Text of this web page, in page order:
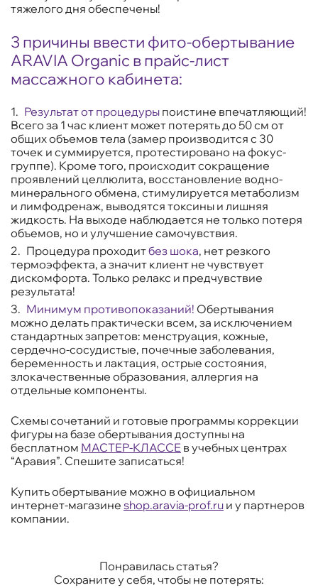
тяжелого дня обеспечены!
3 причины ввести фито-обертывание
ARAVIA Organic в прайс-лист
массажного кабинета:
Результат от процедуры поистине впечатляющий!
Всего за 1 час клиент может потерять до 50 см от
общих объемов тела (замер производится с 30
точек и суммируется, протестировано на фокус-
группе). Кроме того, происходит сокращение
проявлений целлюлита, восстановление водно-
минерального обмена, стимулируется метаболизм
и лимфодренаж, выводятся токсины и лишняя
жидкость. На выходе наблюдается не только потеря
объемов, но и улучшение самочувствия.
Процедура проходитбез шока, нет резкого
термоэффекта, а значит клиент не чувствует
дискомфорта. Только релакс и предчувствие
результата!
Минимум противопоказаний! Обертывания
можно делать практически всем, за исключением
стандартных запретов: менструация, кожные,
сердечно-сосудистые, почечные заболевания,
беременность и лактация, острые состояния,
злокачественные образования, аллергия на
отдельные компоненты.
Схемы сочетаний и готовые программы коррекции
фигуры на базе обертывания доступны на
бесплатном МАСТЕР-КЛАССЕ в учебных центрах
“Аравия”. Спешите записаться!
Купить обертывание можно в официальном
интернет-магазине shop.aravia-prof.ru и у партнеров
компании.
Понравилась статья?
Сохраните у себя, чтобы не потерять: